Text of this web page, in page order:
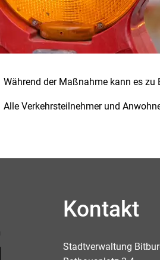
Während der Maßnahme kann es zu
Alle Verkehrsteilnehmer und
Kontakt
Stadtverwaltung